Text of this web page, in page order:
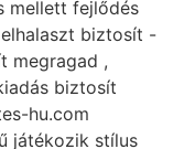
mellett fejlődés
biztosít -
megragad ,
biztosít
hu.com
játékozik stílus